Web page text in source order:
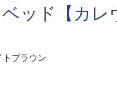
ッド【カレ
トブラウン